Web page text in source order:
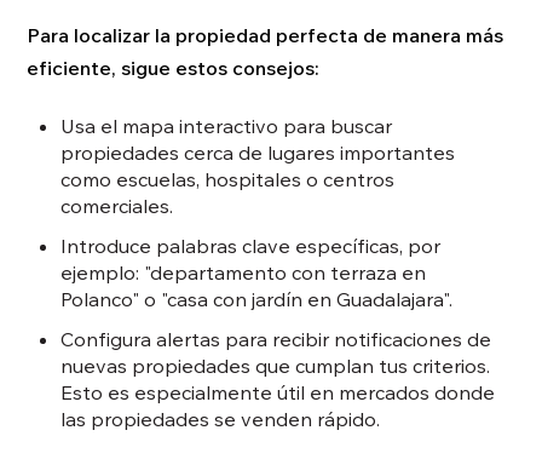
Para localizar la propiedad perfecta de manera más
eficiente, sigue estos consejos:
Usa el mapa interactivo para buscar
propiedades cerca de lugares importantes
como escuelas, hospitales o centros
comerciales.
Introduce palabras clave específicas, por
ejemplo: "departamento con terraza en
Polanco" o "casa con jardín en Guadalajara".
Configura alertas para recibir notificaciones de
nuevas propiedades que cumplan tus criterios.
Esto es especialmente útil en mercados donde
las propiedades se venden rápido.